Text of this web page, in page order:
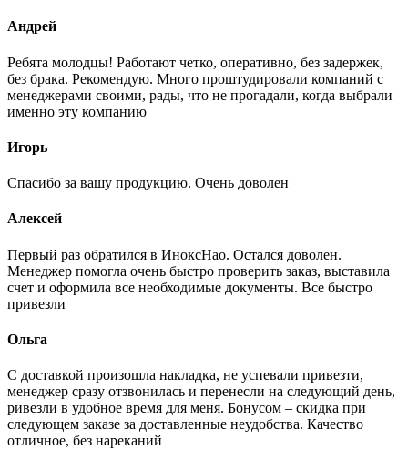
Андрей
Ребята молодцы! Работают четко, оперативно, без задержек,
без брака. Рекомендую. Много проштудировали компаний с
менеджерами своими, рады, что не прогадали, когда выбрали
именно эту компанию
Игорь
Спасибо за вашу продукцию. Очень доволен
Алексей
Первый раз обратился в ИноксНао. Остался доволен.
Менеджер помогла очень быстро проверить заказ, выставила
счет и оформила все необходимые документы. Все быстро
привезли
Ольга
С доставкой произошла накладка, не успевали привезти,
менеджер сразу отзвонилась и перенесли на следующий день,
ривезли в удобное время для меня. Бонусом – скидка при
следующем заказе за доставленные неудобства. Качество
отличное, без нареканий